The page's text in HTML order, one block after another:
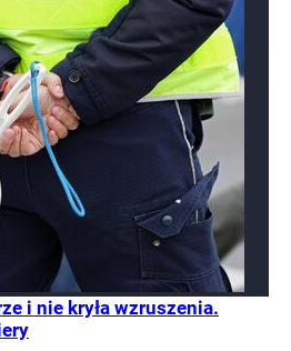
i nie kryła wzruszenia.